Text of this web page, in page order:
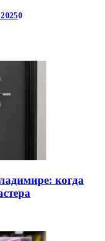
0
когда